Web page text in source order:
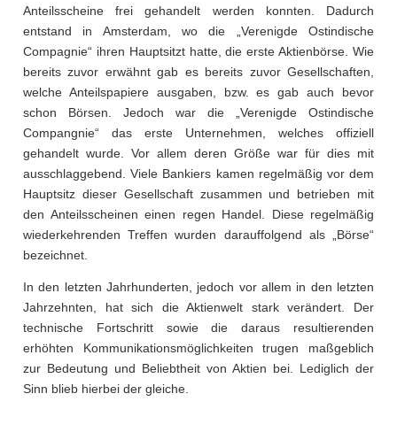
Anteilsscheine frei gehandelt werden konnten. Dadurch
entstand in Amsterdam, wo die „Verenigde Ostindische
Compagnie“ ihren Hauptsitzt hatte, die erste Aktienbörse. Wie
bereits zuvor erwähnt gab es bereits zuvor Gesellschaften,
welche Anteilspapiere ausgaben, bzw. es gab auch bevor
schon Börsen. Jedoch war die „Verenigde Ostindische
Compangnie“ das erste Unternehmen, welches offiziell
gehandelt wurde. Vor allem deren Größe war für dies mit
ausschlaggebend. Viele Bankiers kamen regelmäßig vor dem
Hauptsitz dieser Gesellschaft zusammen und betrieben mit
den Anteilsscheinen einen regen Handel. Diese regelmäßig
wiederkehrenden Treffen wurden darauffolgend als „Börse“
bezeichnet.
In den letzten Jahrhunderten, jedoch vor allem in den letzten
Jahrzehnten, hat sich die Aktienwelt stark verändert. Der
technische Fortschritt sowie die daraus resultierenden
erhöhten Kommunikationsmöglichkeiten trugen maßgeblich
zur Bedeutung und Beliebtheit von Aktien bei. Lediglich der
Sinn blieb hierbei der gleiche.